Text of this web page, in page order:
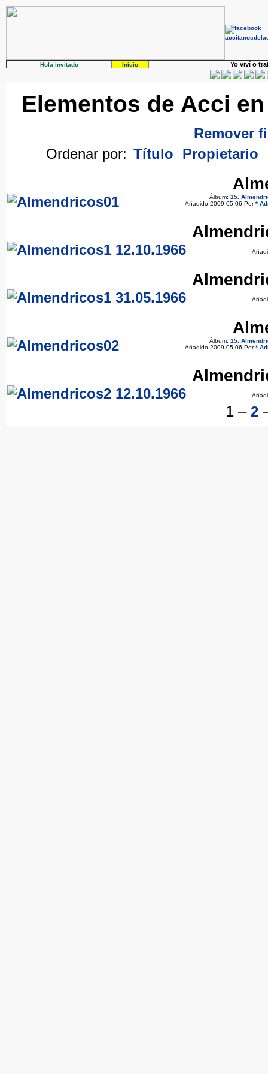
Hola invitado Inicio Yo viví o
Elementos de Acci
Remover
Ordenar por: Título Propietario
Álbum: 15.
Añadido 2009-05-06 Por*
Álbum: 15.
Añadido 2009-05-06 Por*
1 – 2